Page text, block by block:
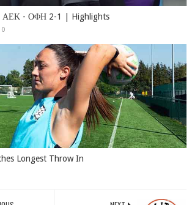
| ΑΕΚ - ΟΦΗ 2-1 | Highlights
0
Longest Throw In